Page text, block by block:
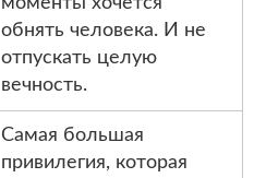
обнять человека. И не
отпускать целую
вечность.
Самая большая
привилегия, которая